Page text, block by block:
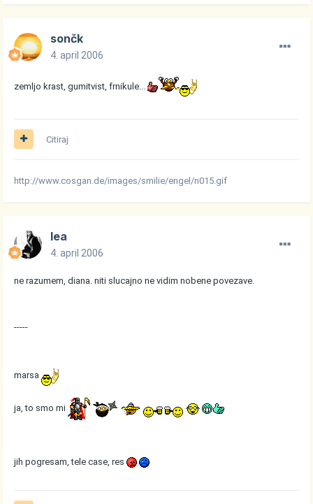
sončk
4. april 2006
zemljo krast, gumitvist, frnikule...
Citiraj
http://www.cosgan.de/images/smilie/engel/n015.gif
lea
4. april 2006
ne razumem, diana. niti slucajno ne vidim nobene povezave.
-----
marsa
ja, to smo mi
jih pogresam, tele case, res